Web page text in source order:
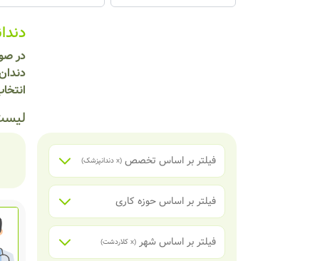
در
فیلتر بر اساس تخصص (x دندانپزشک)
فیلتر بر اساس حوزه کاری
فیلتر بر اساس شهر (x کلاردشت)